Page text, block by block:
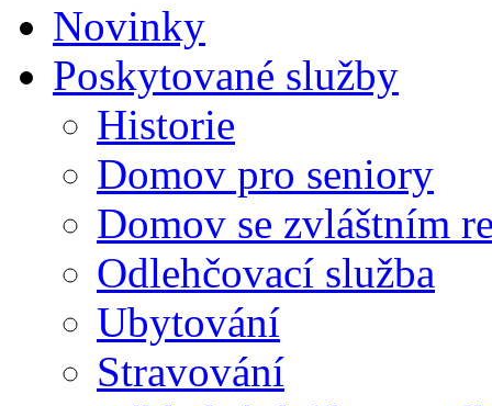
Novinky
Poskytované služby
Historie
Domov pro seniory
Domov se zvláštním
Odlehčovací služba
Ubytování
Stravování